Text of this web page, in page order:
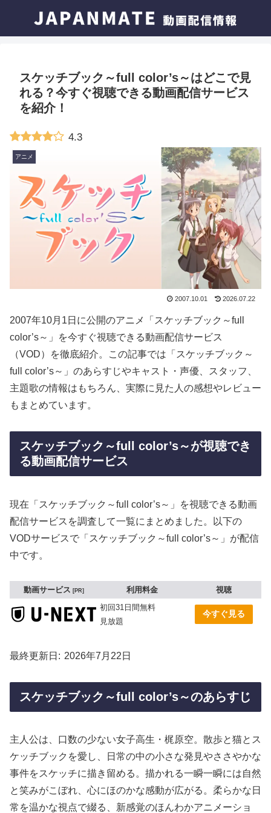
スケッチブック～full color’s～はどこで見
れる？今すぐ視聴できる動画配信サービス
を紹介！
4.3
アニメ
2007.10.01 2026.07.22
2007年10月1日に公開のアニメ「スケッチブック～full
color’s～」を今すぐ視聴できる動画配信サービス
（VOD）を徹底紹介。この記事では「スケッチブック～
full color’s～」のあらすじやキャスト・声優、スタッフ、
主題歌の情報はもちろん、実際に見た人の感想やレビュー
もまとめています。
スケッチブック～full color’s～が視聴でき
る動画配信サービス
現在「スケッチブック～full color’s～」を視聴できる動画
配信サービスを調査して一覧にまとめました。以下の
VODサービスで「スケッチブック～full color’s～」が配信
中です。
動画サービス PR 利用料金
視聴
初回31日間無料
見放題
今すぐ見る
最終更新日 2026年7月22日
スケッチブック～full color’s～のあらすじ
主人公は、口数の少ない女子高生・梶原空。散歩と猫とス
ケッチブックを愛し、日常の中の小さな発見やささやかな
事件をスケッチに描き留める。描かれる一瞬一瞬には自然
と笑みがこぼれ、心にほのかな感動が広がる。柔らかな日
常を温かな視点で綴る、新感覚のほんわかアニメーショ